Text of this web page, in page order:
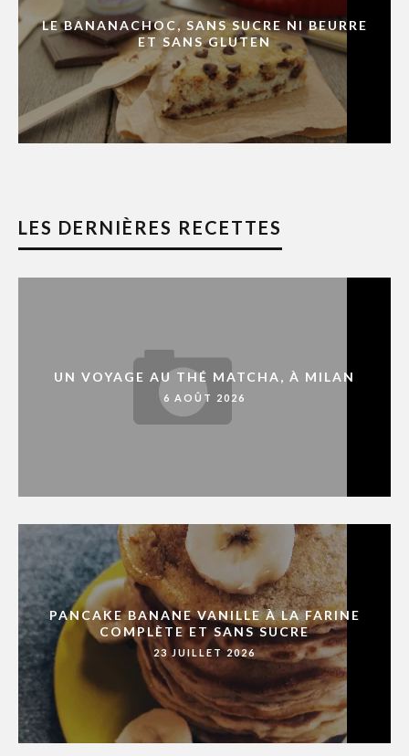
LE BANANACHOC, SANS SUCRE NI BEURRE
ET SANS GLUTEN
LES DERNIÈRES RECETTES
UN VOYAGE AU THÉ MATCHA, À MILAN
6 AOÛT 2026
PANCAKE BANANE VANILLE À LA FARINE
COMPLÈTE ET SANS SUCRE
23 JUILLET 2026